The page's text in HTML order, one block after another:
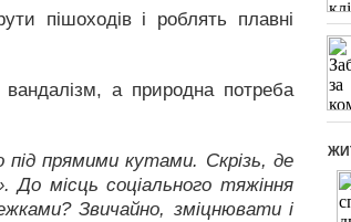
пішоходів і роблять плавні
а природна потреба
прямими кутами. Скрізь, де
місць соціального тяжіння
Звичайно, зміцнювати і